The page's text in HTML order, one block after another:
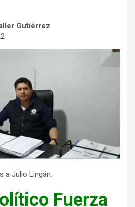
Gutiérrez
a Julio Lingán.
Fuerza